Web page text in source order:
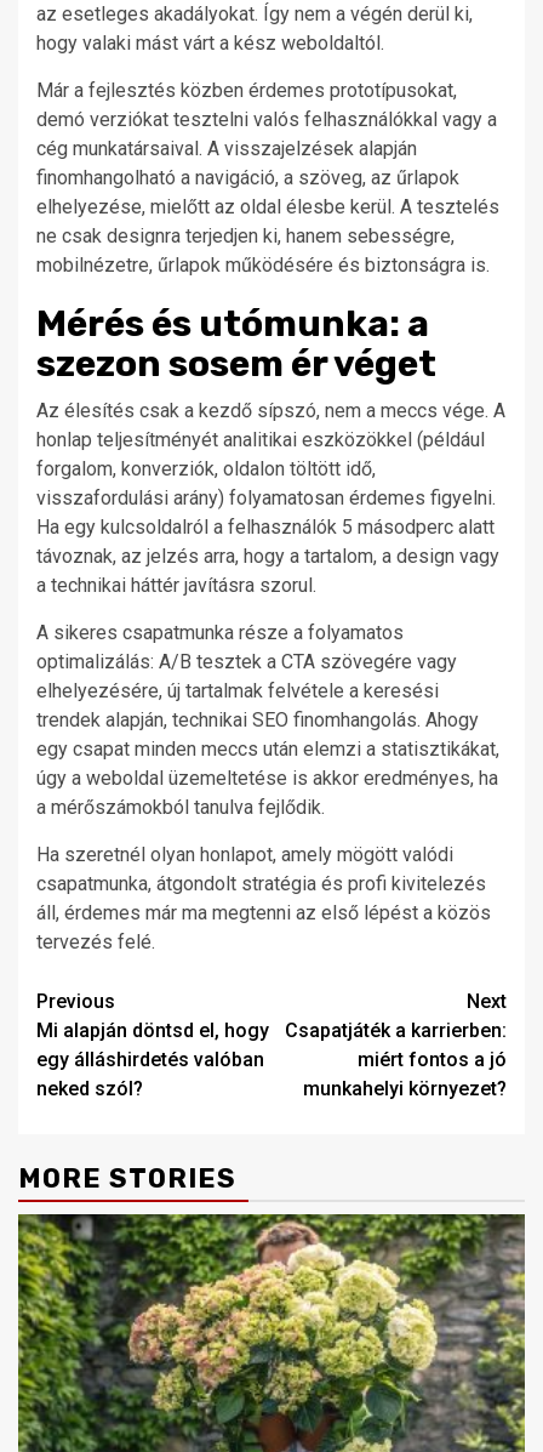
az esetleges akadályokat. Így nem a végén derül ki,
hogy valaki mást várt a kész weboldaltól.
Már a fejlesztés közben érdemes prototípusokat,
demó verziókat tesztelni valós felhasználókkal vagy a
cég munkatársaival. A visszajelzések alapján
finomhangolható a navigáció, a szöveg, az űrlapok
elhelyezése, mielőtt az oldal élesbe kerül. A tesztelés
ne csak designra terjedjen ki, hanem sebességre,
mobilnézetre, űrlapok működésére és biztonságra is.
Mérés és utómunka: a
szezon sosem ér véget
Az élesítés csak a kezdő sípszó, nem a meccs vége. A
honlap teljesítményét analitikai eszközökkel (például
forgalom, konverziók, oldalon töltött idő,
visszafordulási arány) folyamatosan érdemes figyelni.
Ha egy kulcsoldalról a felhasználók 5 másodperc alatt
távoznak, az jelzés arra, hogy a tartalom, a design vagy
a technikai háttér javításra szorul.
A sikeres csapatmunka része a folyamatos
optimalizálás: A/B tesztek a CTA szövegére vagy
elhelyezésére, új tartalmak felvétele a keresési
trendek alapján, technikai SEO finomhangolás. Ahogy
egy csapat minden meccs után elemzi a statisztikákat,
úgy a weboldal üzemeltetése is akkor eredményes, ha
a mérőszámokból tanulva fejlődik.
Ha szeretnél olyan honlapot, amely mögött valódi
csapatmunka, átgondolt stratégia és profi kivitelezés
áll, érdemes már ma megtenni az első lépést a közös
tervezés felé.
Post
navigation
Previous
Mi alapján döntsd el, hogy
egy álláshirdetés valóban
neked szól?
Next
Csapatjáték a karrierben:
miért fontos a jó
munkahelyi környezet?
MORE STORIES